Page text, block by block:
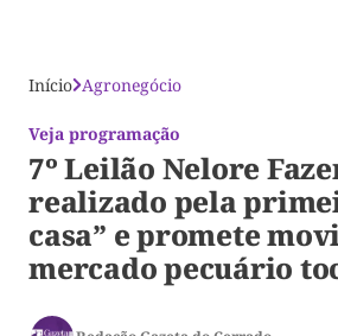
Início Agronegócio
Veja programação
7º Leilão Nelore
realizado pela
casa” e promete
mercado pecuário